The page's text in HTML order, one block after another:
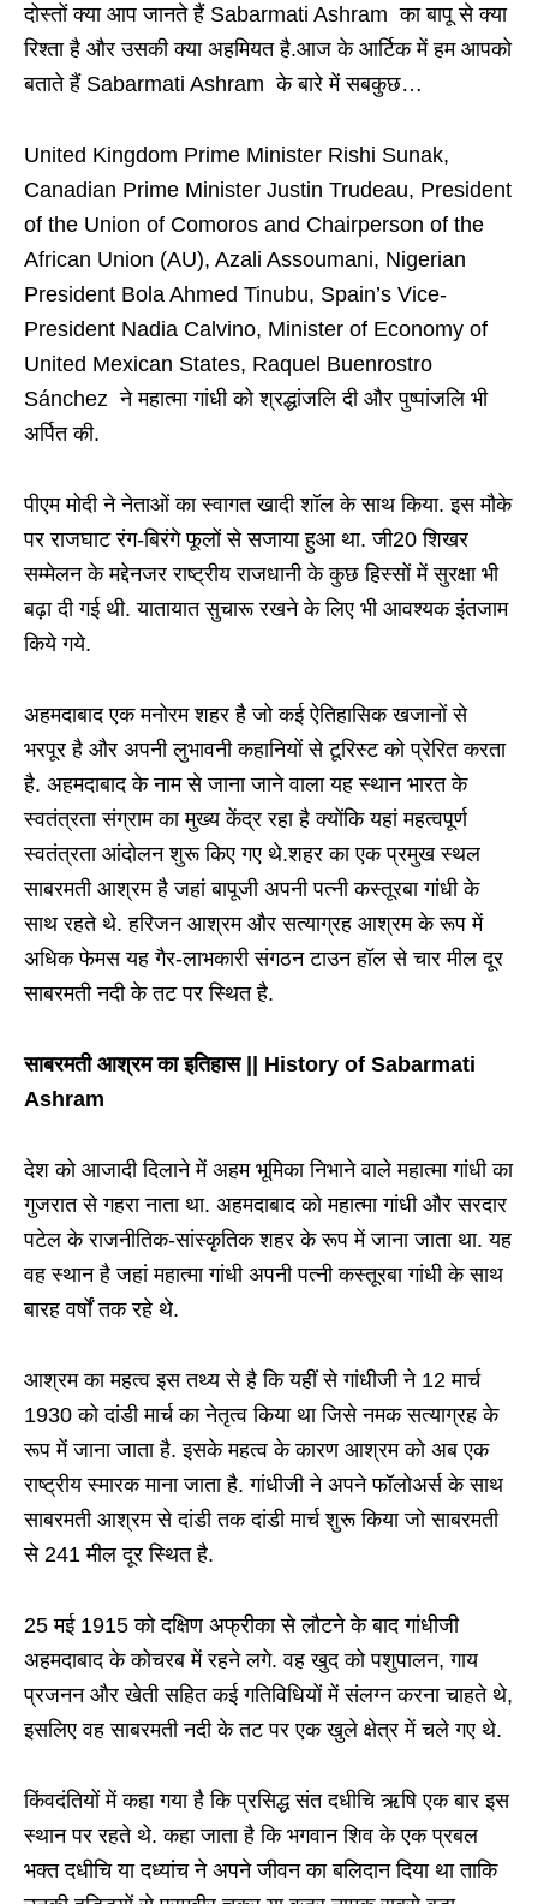
दोस्तों क्या आप जानते हैं Sabarmati Ashram का बापू से क्या
रिश्ता है और उसकी क्या अहमियत है.आज के आर्टिक में हम आपको
बताते हैं Sabarmati Ashram के बारे में सबकुछ…
United Kingdom Prime Minister Rishi Sunak,
Canadian Prime Minister Justin Trudeau, President
of the Union of Comoros and Chairperson of the
African Union (AU), Azali Assoumani, Nigerian
President Bola Ahmed Tinubu, Spain’s Vice-
President Nadia Calvino, Minister of Economy of
United Mexican States, Raquel Buenrostro
Sánchez ने महात्मा गांधी को श्रद्धांजलि दी और पुष्पांजलि भी
अर्पित की.
पीएम मोदी ने नेताओं का स्वागत खादी शॉल के साथ किया. इस मौके
पर राजघाट रंग-बिरंगे फूलों से सजाया हुआ था. जी20 शिखर
सम्मेलन के मद्देनजर राष्ट्रीय राजधानी के कुछ हिस्सों में सुरक्षा भी
बढ़ा दी गई थी. यातायात सुचारू रखने के लिए भी आवश्यक इंतजाम
किये गये.
अहमदाबाद एक मनोरम शहर है जो कई ऐतिहासिक खजानों से
भरपूर है और अपनी लुभावनी कहानियों से टूरिस्ट को प्रेरित करता
है. अहमदाबाद के नाम से जाना जाने वाला यह स्थान भारत के
स्वतंत्रता संग्राम का मुख्य केंद्र रहा है क्योंकि यहां महत्वपूर्ण
स्वतंत्रता आंदोलन शुरू किए गए थे.शहर का एक प्रमुख स्थल
साबरमती आश्रम है जहां बापूजी अपनी पत्नी कस्तूरबा गांधी के
साथ रहते थे. हरिजन आश्रम और सत्याग्रह आश्रम के रूप में
अधिक फेमस यह गैर-लाभकारी संगठन टाउन हॉल से चार मील दूर
साबरमती नदी के तट पर स्थित है.
साबरमती आश्रम का इतिहास || History of Sabarmati
Ashram
देश को आजादी दिलाने में अहम भूमिका निभाने वाले महात्मा गांधी का
गुजरात से गहरा नाता था. अहमदाबाद को महात्मा गांधी और सरदार
पटेल के राजनीतिक-सांस्कृतिक शहर के रूप में जाना जाता था. यह
वह स्थान है जहां महात्मा गांधी अपनी पत्नी कस्तूरबा गांधी के साथ
बारह वर्षों तक रहे थे.
आश्रम का महत्व इस तथ्य से है कि यहीं से गांधीजी ने 12 मार्च
1930 को दांडी मार्च का नेतृत्व किया था जिसे नमक सत्याग्रह के
रूप में जाना जाता है. इसके महत्व के कारण आश्रम को अब एक
राष्ट्रीय स्मारक माना जाता है. गांधीजी ने अपने फॉलोअर्स के साथ
साबरमती आश्रम से दांडी तक दांडी मार्च शुरू किया जो साबरमती
से 241 मील दूर स्थित है.
25 मई 1915 को दक्षिण अफ्रीका से लौटने के बाद गांधीजी
अहमदाबाद के कोचरब में रहने लगे. वह खुद को पशुपालन, गाय
प्रजनन और खेती सहित कई गतिविधियों में संलग्न करना चाहते थे,
इसलिए वह साबरमती नदी के तट पर एक खुले क्षेत्र में चले गए थे.
किंवदंतियों में कहा गया है कि प्रसिद्ध संत दधीचि ऋषि एक बार इस
स्थान पर रहते थे. कहा जाता है कि भगवान शिव के एक प्रबल
भक्त दधीचि या दध्यांच ने अपने जीवन का बलिदान दिया था ताकि